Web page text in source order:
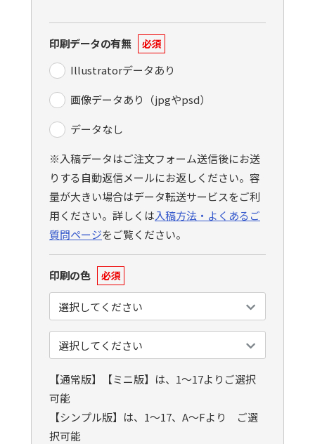
印刷データの有無 必須
Illustratorデータあり
画像データあり（jpgやpsd）
データなし
※入稿データはご注文フォーム送信後にお送
りする自動返信メールにお返しください。容
量が大きい場合はデータ転送サービスをご利
用ください。詳しくは入稿方法・よくあるご
質問ページをご覧ください。
印刷の色 必須
【通常版】【ミニ版】は、1〜17よりご選択
可能
【シンプル版】は、1〜17、A〜Fより ご選
択可能